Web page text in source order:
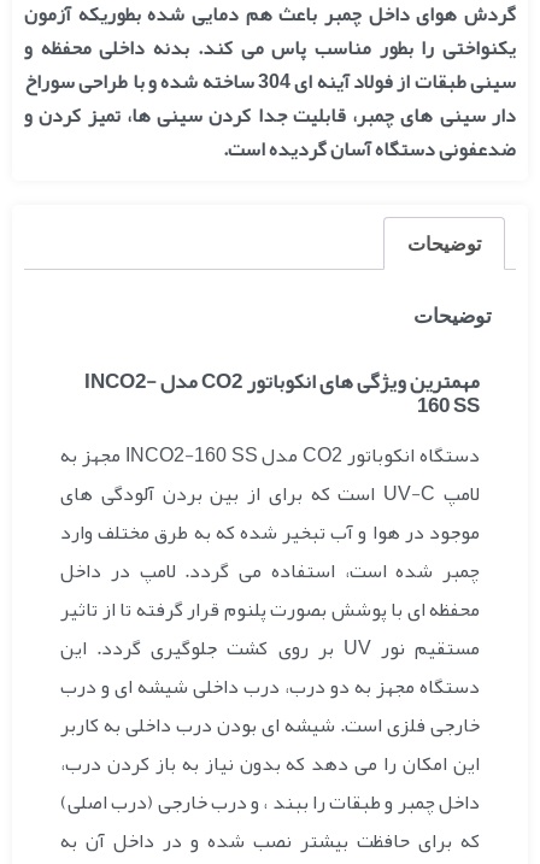
گردش هوای داخل چمبر باعث هم دمایی شده بطوریکه آزمون
یکنواختی را بطور مناسب پاس می کند. بدنه داخلی محفظه و
سینی طبقات از فولاد آینه ای 304 ساخته شده و با طراحی سوراخ
دار سینی های چمبر، قابلیت جدا کردن سینی ها، تمیز کردن و
ضدعفونی دستگاه آسان گردیده است.
توضیحات
توضیحات
مهمترین ویژگی های انکوباتور CO2 مدل INCO2-
160 SS
دستگاه انکوباتور CO2 مدل INCO2-160 SS مجهز به
لامپ UV-C است که برای از بین بردن آلودگی های
موجود در هوا و آب تبخیر شده که به طرق مختلف وارد
چمبر شده است، استفاده می گردد. لامپ در داخل
محفظه ای با پوشش بصورت پلنوم قرار گرفته تا از تاثیر
مستقیم نور UV بر روی کشت جلوگیری گردد.
این
دستگاه مجهز به دو درب، درب داخلی شیشه ای و درب
خارجی فلزی است. شیشه ای بودن درب داخلی به کاربر
این امکان را می دهد که بدون نیاز به باز کردن درب،
داخل چمبر و طبقات را ببند ، و درب خارجی (درب اصلی)
که برای حافظت بیشتر نصب شده و در داخل آن به